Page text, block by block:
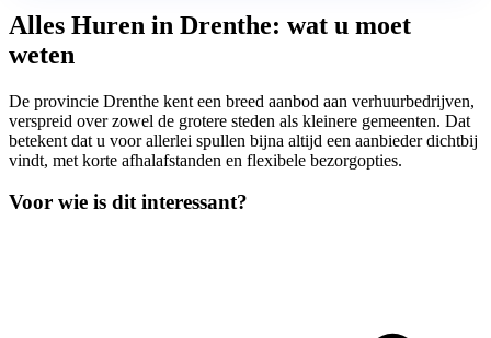
Alles Huren in Drenthe: wat u moet
weten
De provincie Drenthe kent een breed aanbod aan verhuurbedrijven,
verspreid over zowel de grotere steden als kleinere gemeenten. Dat
betekent dat u voor allerlei spullen bijna altijd een aanbieder dichtbij
vindt, met korte afhalafstanden en flexibele bezorgopties.
Voor wie is dit interessant?